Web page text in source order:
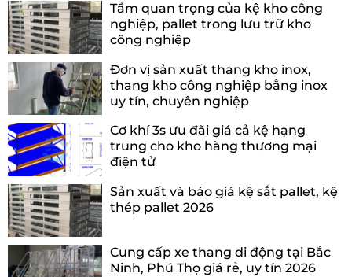
Tầm quan trọng của kệ kho công
nghiệp, pallet trong lưu trữ kho
công nghiệp
Đơn vị sản xuất thang kho inox,
thang kho công nghiệp bằng inox
uy tín, chuyên nghiệp
Cơ khí 3s ưu đãi giá cả kệ hạng
trung cho kho hàng thương mại
điện tử
Sản xuất và báo giá kệ sắt pallet, kệ
thép pallet 2026
Cung cấp xe thang di động tại Bắc
Ninh, Phú Thọ giá rẻ, uy tín 2026